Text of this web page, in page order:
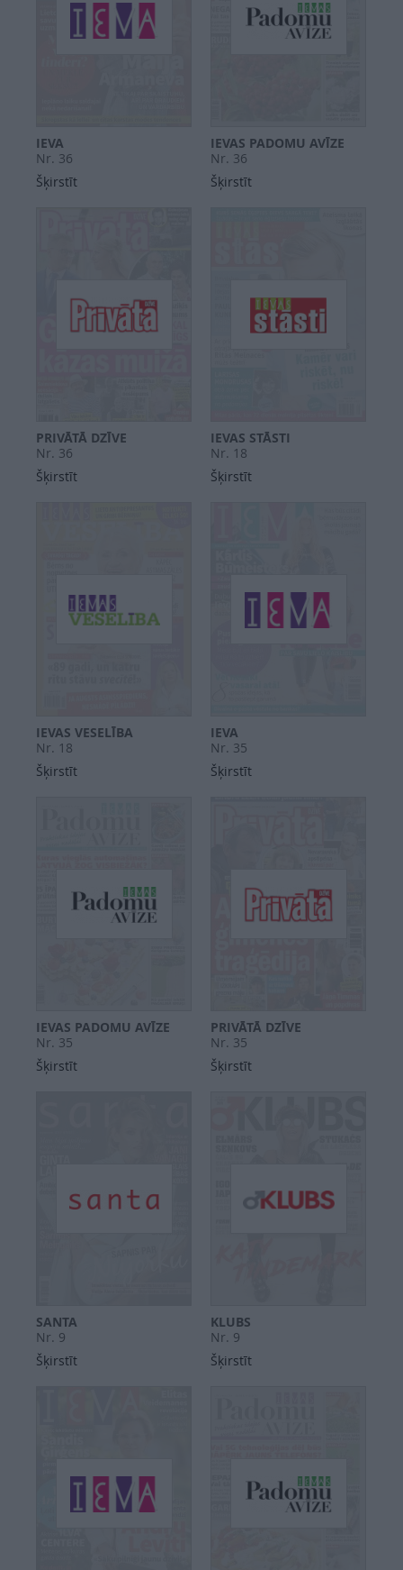
IEVA
Nr. 36
Šķirstīt
IEVAS PADOMU AVĪZE
Nr. 36
Šķirstīt
PRIVĀTĀ DZĪVE
Nr. 36
Šķirstīt
IEVAS STĀSTI
Nr. 18
Šķirstīt
IEVAS VESELĪBA
Nr. 18
Šķirstīt
IEVA
Nr. 35
Šķirstīt
IEVAS PADOMU AVĪZE
Nr. 35
Šķirstīt
PRIVĀTĀ DZĪVE
Nr. 35
Šķirstīt
SANTA
Nr. 9
Šķirstīt
KLUBS
Nr. 9
Šķirstīt